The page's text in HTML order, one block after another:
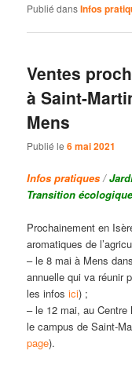
Publié dansInfos
Ventes
à Saint-
Mens
Publié le6 mai 2021
Infos pratiques /
Transition
Prochainement en
aromatiques de
– le 8 mai à Mens
annuelle qui va réunir
les infosici) ;
– le 12 mai, au
le campus de Saint-
page).